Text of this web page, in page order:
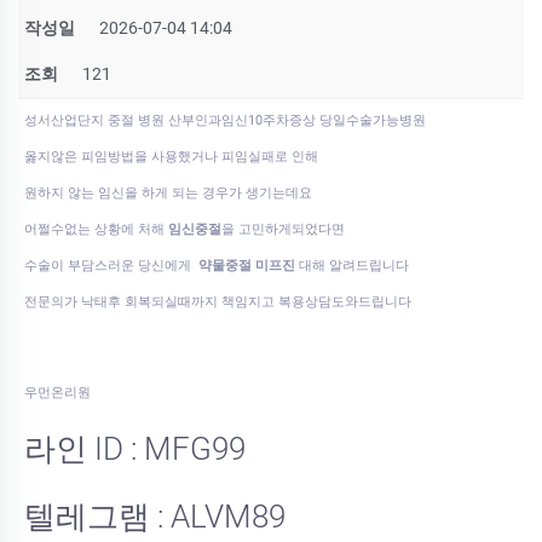
작성일 2026-07-04 14:04
조회 121
성서산업단지 중절 병원 산부인과임신10주차증상 당일수술가능병원
옳지않은 피임방법을 사용했거나 피임실패로 인해
원하지 않는 임신을 하게 되는 경우가 생기는데요
어쩔수없는 상황에 처해 임신중절을 고민하게되었다면
수술이 부담스러운 당신에게 약물중절 미프진 대해 알려드립니다
전문의가 낙태후 회복되실때까지 책임지고 복용상담도와드립니다
우먼온리원
라인 ID : MFG99
텔레그램 : ALVM89